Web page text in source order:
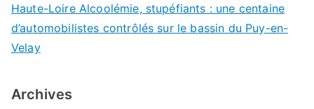
Haute-Loire Alcoolémie, stupéfiants : une centaine
d’automobilistes contrôlés sur le bassin du Puy-en-
Velay
Archives